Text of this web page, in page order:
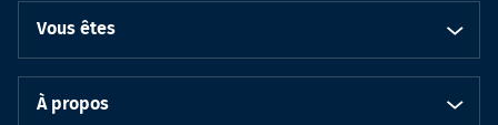
Vous êtes
À propos